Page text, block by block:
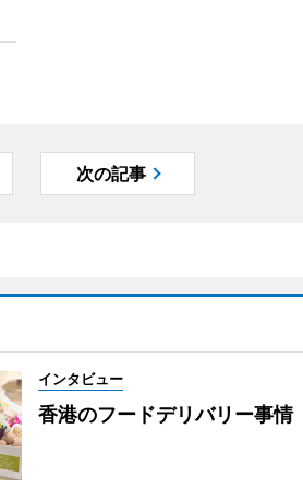
次の記事
インタビュー
香港のフードデリバリー事